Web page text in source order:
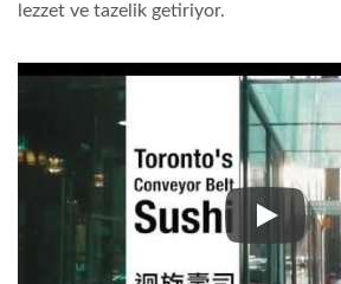
lezzet ve tazelik getiriyor.
En